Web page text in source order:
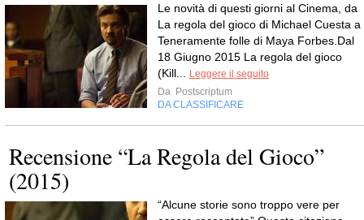
Le novità di questi giorni al Cinema, da
La regola del gioco di Michael Cuesta a
Teneramente folle di Maya Forbes.Dal
18 Giugno 2015 La regola del gioco
(Kill...
Leggere il seguito
Da Postscriptum
DA CLASSIFICARE
Recensione “La Regola del Gioco”
(2015)
“Alcune storie sono troppo vere per